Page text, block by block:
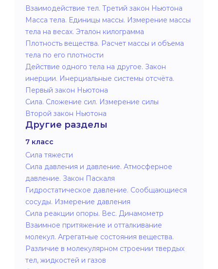
Взаимодействие тел. Третий закон Ньютона
Масса тела. Единицы массы. Измерение массы
тела на весах. Эталон килограмма
Плотность вещества. Расчет массы и объема
тела по его плотности
Действие одного тела на другое. Закон
инерции. Инерциальные системы отсчёта.
Первый закон Ньютона
Сила. Сложение сил. Измерение силы
Второй закон Ньютона
Другие разделы
7 класс
Сила тяжести
Сила давления и давление. Атмосферное
давление. Закон Паскаля
Гидростатическое давление. Сообщающиеся
сосуды. Измерение давления
Сила реакции опоры. Вес. Динамометр
Взаимное притяжение и отталкивание
молекул. Агрегатные состояния вещества.
Различие в молекулярном строении твердых
тел, жидкостей и газов